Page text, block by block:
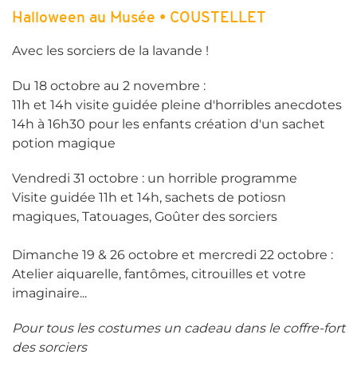
Halloween au Musée • COUSTELLET
Avec les sorciers de la lavande !
Du 18 octobre au 2 novembre :
11h et 14h visite guidée pleine d'horribles anecdotes
14h à 16h30 pour les enfants création d'un sachet
potion magique
Vendredi 31 octobre : un horrible programme
Visite guidée 11h et 14h, sachets de potiosn
magiques, Tatouages, Goûter des sorciers
Dimanche 19 & 26 octobre et mercredi 22 octobre :
Atelier aiquarelle, fantômes, citrouilles et votre
imaginaire...
Pour tous les costumes un cadeau dans le coffre-fort
des sorciers